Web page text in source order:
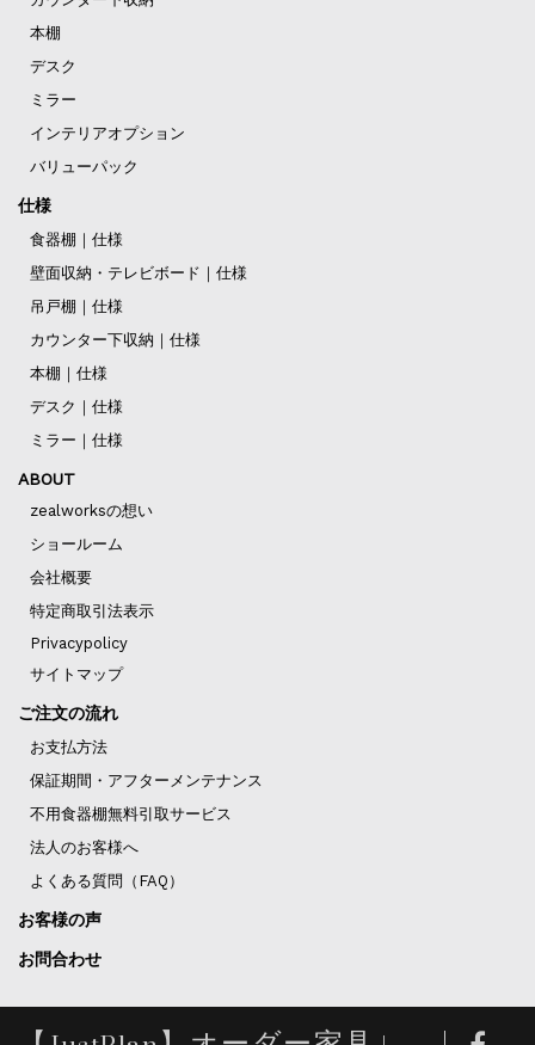
本棚
デスク
ミラー
インテリアオプション
バリューパック
仕様
食器棚｜仕様
壁面収納・テレビボード｜仕様
吊戸棚｜仕様
カウンター下収納｜仕様
本棚｜仕様
デスク｜仕様
ミラー｜仕様
ABOUT
zealworksの想い
ショールーム
会社概要
特定商取引法表示
Privacypolicy
サイトマップ
ご注文の流れ
お支払方法
保証期間・アフターメンテナンス
不用食器棚無料引取サービス
法人のお客様へ
よくある質問（FAQ）
お客様の声
お問合わせ